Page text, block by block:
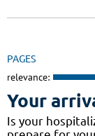
PAGES
relevance:
Your
Is your